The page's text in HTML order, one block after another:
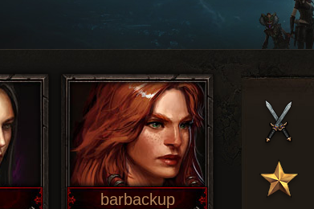
barbackup